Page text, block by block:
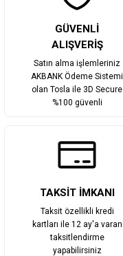
GÜVENLİ
ALIŞVERİŞ
Satın alma işlemleriniz
AKBANK Ödeme Sistemi
olan Tosla ile 3D Secure
%100 güvenli
TAKSİT İMKANI
Taksit özellikli kredi
kartları ile 12 ay'a varan
taksitlendirme
yapabilirsiniz